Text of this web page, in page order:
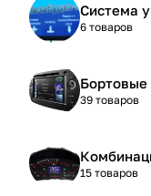
Система
6 товаров
39 товаров
15 товаров